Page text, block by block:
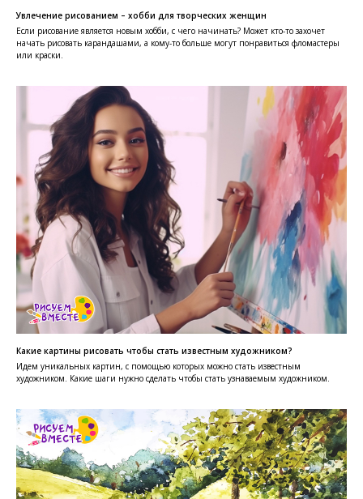
Увлечение рисованием – хобби для творческих женщин
Если рисование является новым хобби, с чего начинать? Может кто-то захочет
начать рисовать карандашами, а кому-то больше могут понравиться фломастеры
или краски.
Какие картины рисовать чтобы стать известным художником?
Идем уникальных картин, с помощью которых можно стать известным
художником. Какие шаги нужно сделать чтобы стать узнаваемым художником.